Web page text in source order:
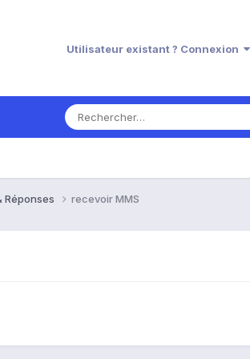
Utilisateur existant ? Connexion
Réponses recevoir MMS